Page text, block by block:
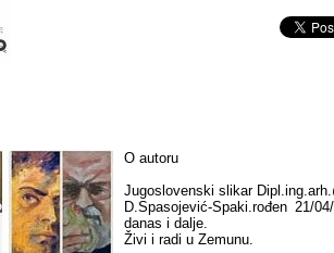
O autoru
Jugoslovenski slikar
D.Spasojević-Spaki.rođen 21/
danas i dalje.
Živi i radi u Zemunu.